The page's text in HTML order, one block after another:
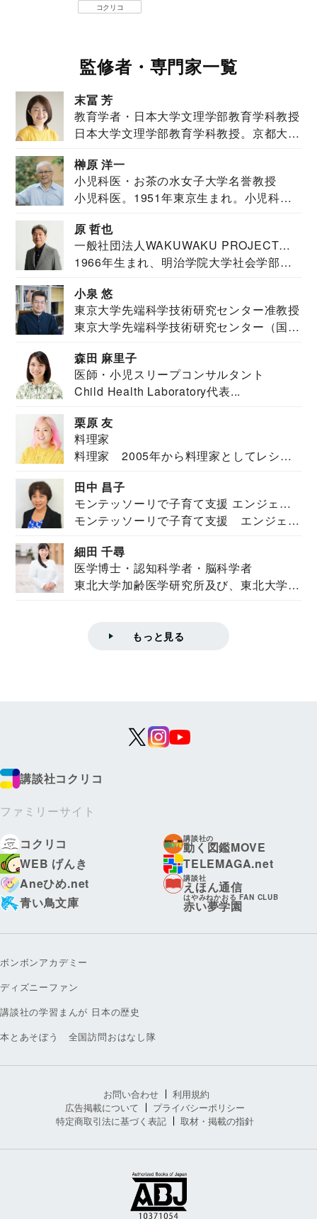
コクリコ
監修者・専門家一覧
末冨 芳
教育学者・日本大学文理学部教育学科教授
日本大学文理学部教育学科教授。京都大学
榊原 洋一
小児科医・お茶の水女子大学名誉教授
小児科医。1951年東京生まれ。小児科
原 哲也
一般社団法人WAKUWAKU PROJECT
JAPAN代表・言語聴覚士・社会福祉士
1966年生まれ、明治学院大学社会学部福
小泉 悠
東京大学先端科学技術研究センター准教授
東京大学先端科学技術研究センター（国際
森田 麻里子
医師・小児スリープコンサルタント
Child Health Laboratory代表...
栗原 友
料理家
料理家 2005年から料理家としてレシピ
田中 昌子
モンテッソーリで子育て支援 エンジェル
ズハウス研究所所長
モンテッソーリで子育て支援 エンジェル
細田 千尋
医学博士・認知科学者・脳科学者
東北大学加齢医学研究所及び、東北大学大
もっと見る
講談社コクリコ
ファミリーサイト
コクリコ
講談社の
動く図鑑MOVE
WEB げんき
TELEMAGA.net
Aneひめ.net
講談社
えほん通信
青い鳥文庫
はやみねかおる FAN CLUB
赤い夢学園
ボンボンアカデミー
ディズニーファン
講談社の学習まんが 日本の歴史
本とあそぼう 全国訪問おはなし隊
お問い合わせ
利用規約
広告掲載について
プライバシーポリシー
特定商取引法に基づく表記
取材・掲載の指針